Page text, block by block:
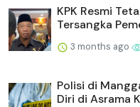
KPK Resmi
Tersangka
3 months ago
Polisi di
Diri di Asrama